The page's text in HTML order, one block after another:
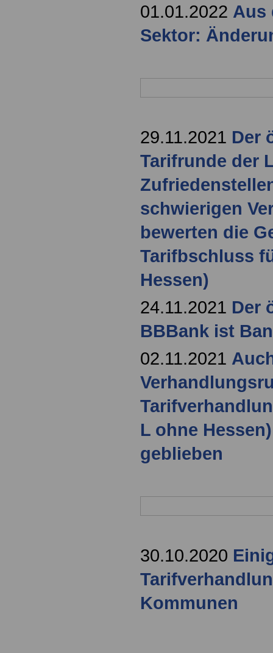
01.01.2022 Aus
Sektor:
29.11.2021 Der
Tarifrunde der
schwierigen
bewerten die
Tarifbschluss
Hessen)
24.11.2021 Der
BBBank ist
02.11.2021
L ohne
geblieben
30.10.2020
Kommunen